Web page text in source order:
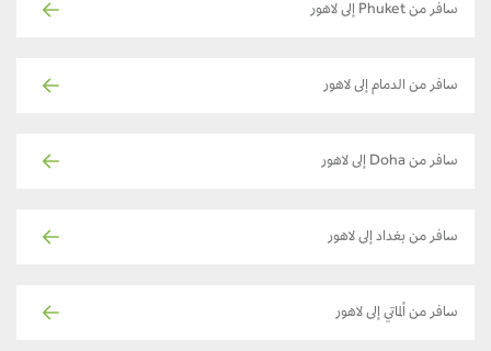
سافر من Phuket إلى لاهور
سافر من الدمام إلى لاهور
سافر من Doha إلى لاهور
سافر من بغداد إلى لاهور
سافر من ألماتي إلى لاهور